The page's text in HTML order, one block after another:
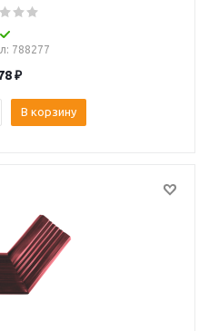
: 788277
₽
В корзину